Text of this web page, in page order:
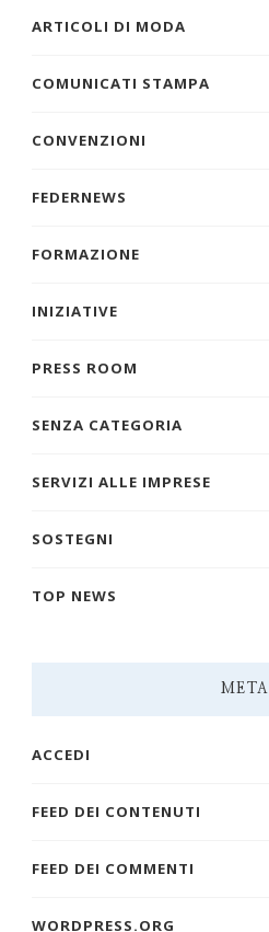
ARTICOLI DI MODA
COMUNICATI STAMPA
CONVENZIONI
FEDERNEWS
FORMAZIONE
INIZIATIVE
PRESS ROOM
SENZA CATEGORIA
SERVIZI ALLE IMPRESE
SOSTEGNI
TOP NEWS
META
ACCEDI
FEED DEI CONTENUTI
FEED DEI COMMENTI
WORDPRESS.ORG